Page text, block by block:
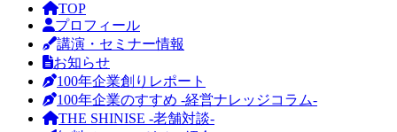
TOP
プロフィール
講演・セミナー情報
お知らせ
100年企業創りレポート
100年企業のすすめ -経営ナレッジコラム-
THE SHINISE -老舗対談-